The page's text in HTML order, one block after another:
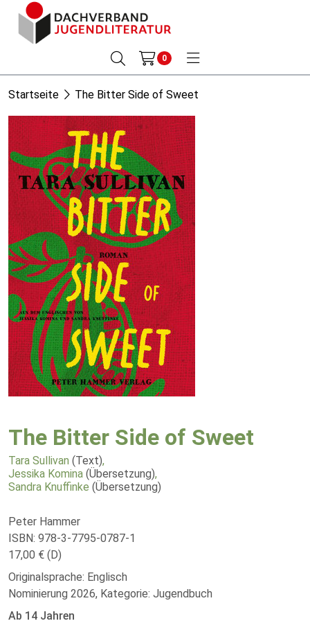
0
Startseite The Bitter Side of Sweet
The Bitter Side of Sweet
Tara Sullivan (Text),
Jessika Komina (Übersetzung),
Sandra Knuffinke (Übersetzung)
Peter Hammer
ISBN: 978-3-7795-0787-1
17,00 € (D)
Originalsprache: Englisch
Nominierung 2026, Kategorie: Jugendbuch
Ab 14 Jahren